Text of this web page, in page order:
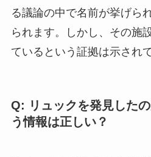
る議論の中で名前が挙げら
られます。しかし、その施
ているという証拠は示され
Q: リュックを発見した
う情報は正しい？